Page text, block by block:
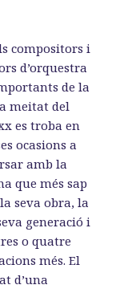
compositors i
d’orquestra
de la
meitat del
es troba en
ocasions a
amb la
que més sap
seva obra, la
generació i
o quatre
més. El
d’una